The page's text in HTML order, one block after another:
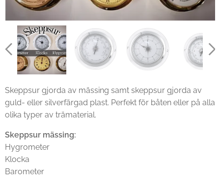
Silverfärgad plast
Silverfärgad plast
Silverfärgad plast
Set silverfärgad plast (termometer slut)
Mässing
Mässing
Mässing
Set mässing
Set guldfärgad plast
Skeppsur gjorda av mässing samt skeppsur gjorda av
guld- eller silverfärgad plast. Perfekt för båten eller på alla
olika typer av trämaterial.
Skeppsur mässing:
Hygrometer
Klocka
Barometer